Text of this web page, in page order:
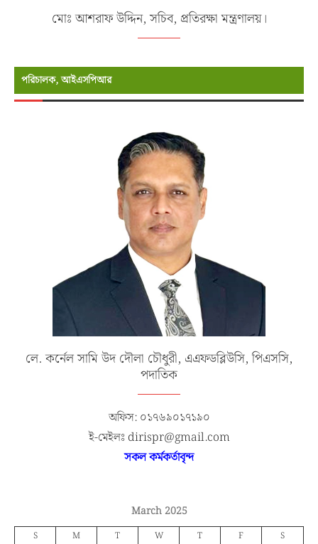
মোঃ আশরাফ উদ্দিন, সচিব, প্রতিরক্ষা মন্ত্রণালয়।
পরিচালক, আইএসপিআর
লে. কর্নেল সামি উদ দৌলা চৌধুরী, এএফডব্লিউসি, পিএসসি,
পদাতিক
অফিস: ০১৭৬৯০১৭১৯০
ই-মেইলঃ dirispr@gmail.com
সকল কর্মকর্তাবৃন্দ
March 2025
S M T W T F S